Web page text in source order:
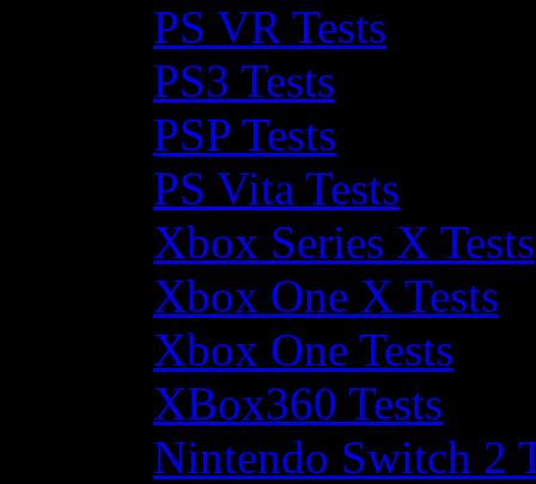
PS VR Tests
PS3 Tests
PSP Tests
PS Vita Tests
Xbox Series X Tests
Xbox One X Tests
Xbox One Tests
XBox360 Tests
Nintendo Switch 2